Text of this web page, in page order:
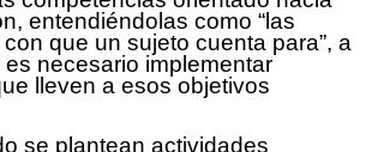
entendiéndolas como “las
que un sujeto cuenta para”, a
es necesario implementar
lleven a esos objetivos
se plantean actividades